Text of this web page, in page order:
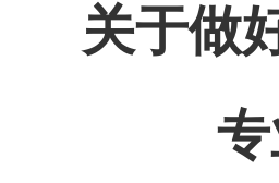
关于做